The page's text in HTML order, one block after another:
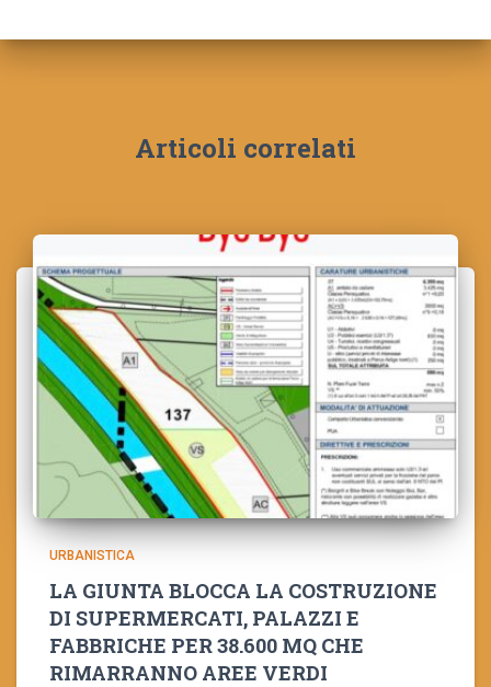
Articoli correlati
URBANISTICA
LA GIUNTA BLOCCA LA COSTRUZIONE
DI SUPERMERCATI, PALAZZI E
FABBRICHE PER 38.600 MQ CHE
RIMARRANNO AREE VERDI